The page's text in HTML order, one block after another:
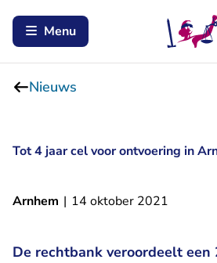
Menu
Nieuws
Tot 4 jaar cel voor ontvoering in
Arnhem | 14 oktober 2021
De rechtbank veroordeelt